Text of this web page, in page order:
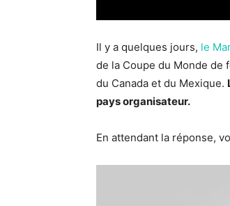
Il y a quelques jours, le
de la Coupe du Monde de
du Canada et du Mexique.
pays organisateur.
En attendant la réponse,